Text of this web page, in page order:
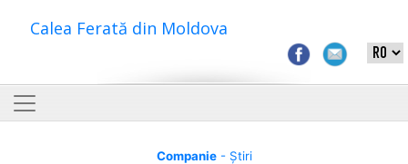
Calea Ferată din Moldova
Companie- Știri